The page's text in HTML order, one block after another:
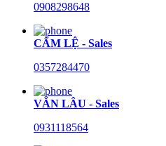
0908298648
CẨM LỆ - Sales
0357284470
VĂN LÂU - Sales
0931118564